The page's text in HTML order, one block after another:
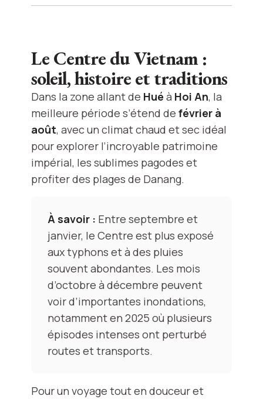
Le Centre du Vietnam :
soleil, histoire et traditions
Dans la zone allant de Hué à Hoi An, la
meilleure période s’étend de février à
août, avec un climat chaud et sec idéal
pour explorer l’incroyable patrimoine
impérial, les sublimes pagodes et
profiter des plages de Danang.
À savoir : Entre septembre et
janvier, le Centre est plus exposé
aux typhons et à des pluies
souvent abondantes. Les mois
d’octobre à décembre peuvent
voir d’importantes inondations,
notamment en 2025 où plusieurs
épisodes intenses ont perturbé
routes et transports.
Pour un voyage tout en douceur et